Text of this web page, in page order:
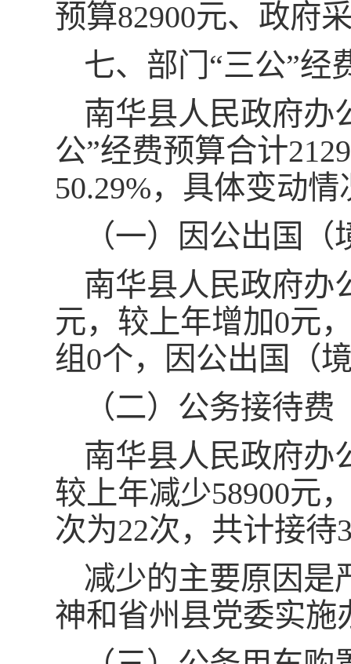
预算82900元、政府
七、部门“三公”经
南华县人民政府办
公”经费预算合计
50.29%，具体变动
（一）因公出国（
南华县人民政府办
元，较上年增加0元
组0个，因公出国（
（二）公务接待费
南华县人民政府办
较上年减少58900元
次为22次，共计接待
减少的主要原因是
神和省州县党委实施